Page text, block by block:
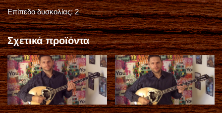
Επίπεδο δυσκολίας: 2
Σχετικά προϊόντα